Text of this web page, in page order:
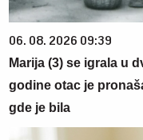
06. 08. 2026 09:39
Marija (3) se igrala u
godine otac je
gde je bila